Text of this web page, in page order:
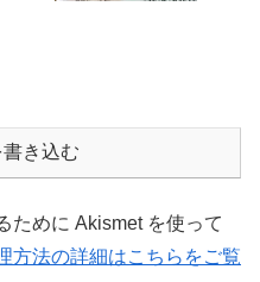
き込む
ために Akismet を使って
方法の詳細はこちらをご覧